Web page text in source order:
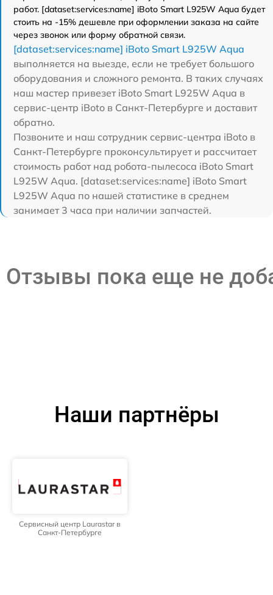
работ. [dataset:services:name] iBoto Smart L925W Aqua будет
стоить на -15% дешевле при оформлении заказа на сайте
через звонок или форму обратной связи.
[dataset:services:name] iBoto Smart L925W Aqua
выполняется на выезде, если не требует большого
оборудования и сложного ремонта. В таких случаях
наш мастер привезет iBoto Smart L925W Aqua в
сервис-центр iBoto в Санкт-Петербурге и доставит
обратно.
Позвоните и наш сотрудник сервис-центра iBoto в
Санкт-Петербурге проконсультирует и рассчитает
стоимость работ над робота-пылесоса iBoto Smart
L925W Aqua. [dataset:services:name] iBoto Smart
L925W Aqua по нашей статистике в среднем
занимает 3 часа при наличии запчастей.
Отзывы пока еще не
Наши партнёры
Сервисный центр Laurastar в
Санкт-Петербурге